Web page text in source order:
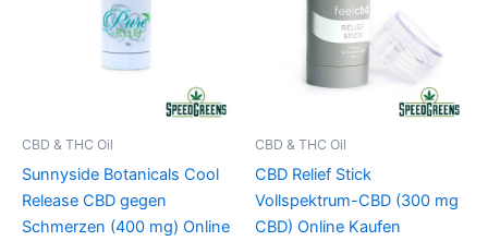
CBD & THC Oil
Sunnyside Botanicals Cool
Release CBD gegen
Schmerzen (400 mg) Online
CBD & THC Oil
CBD Relief Stick
Vollspektrum-CBD (300 mg
CBD) Online Kaufen